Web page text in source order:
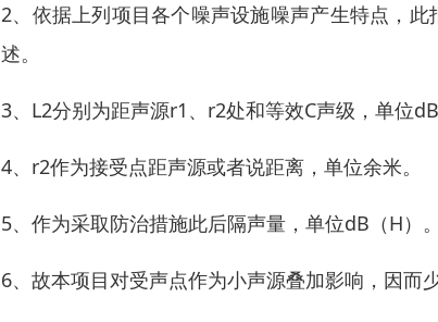
2、依据上列项目各个噪声设施噪声产生特点，
述。
3、L2分别为距声源r1、r2处和等效C声级，单位dB
4、r2作为接受点距声源或者说距离，单位余米。
5、作为采取防治措施此后隔声量，单位dB（H）。
6、故本项目对受声点作为小声源叠加影响，因而